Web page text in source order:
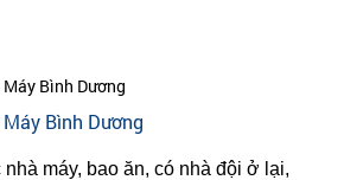
Bình Dương
máy, bao ăn, có nhà đội ở lại,